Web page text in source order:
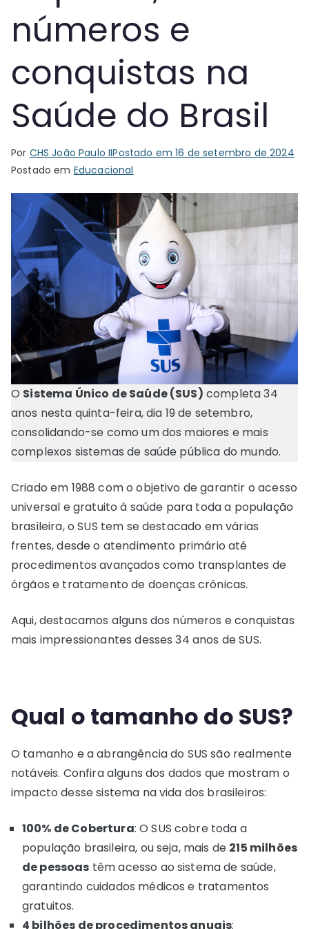
números e
conquistas na
Saúde do Brasil
Por CHS João Paulo IIPostado em16 de setembro de 2024
Postado em Educacional
O Sistema Único de Saúde (SUS) completa 34
anos nesta quinta-feira, dia 19 de setembro,
consolidando-se como um dos maiores e mais
complexos sistemas de saúde pública do mundo.
Criado em 1988 com o objetivo de garantir o acesso
universal e gratuito à saúde para toda a população
brasileira, o SUS tem se destacado em várias
frentes, desde o atendimento primário até
procedimentos avançados como transplantes de
órgãos e tratamento de doenças crônicas.
Aqui, destacamos alguns dos números e conquistas
mais impressionantes desses 34 anos de SUS.
Qual o tamanho do SUS?
O tamanho e a abrangência do SUS são realmente
notáveis. Confira alguns dos dados que mostram o
impacto desse sistema na vida dos brasileiros:
100% de Cobertura: O SUS cobre toda a
população brasileira, ou seja, mais de 215 milhões
de pessoas têm acesso ao sistema de saúde,
garantindo cuidados médicos e tratamentos
gratuitos.
4 bilhões de procedimentos anuais: